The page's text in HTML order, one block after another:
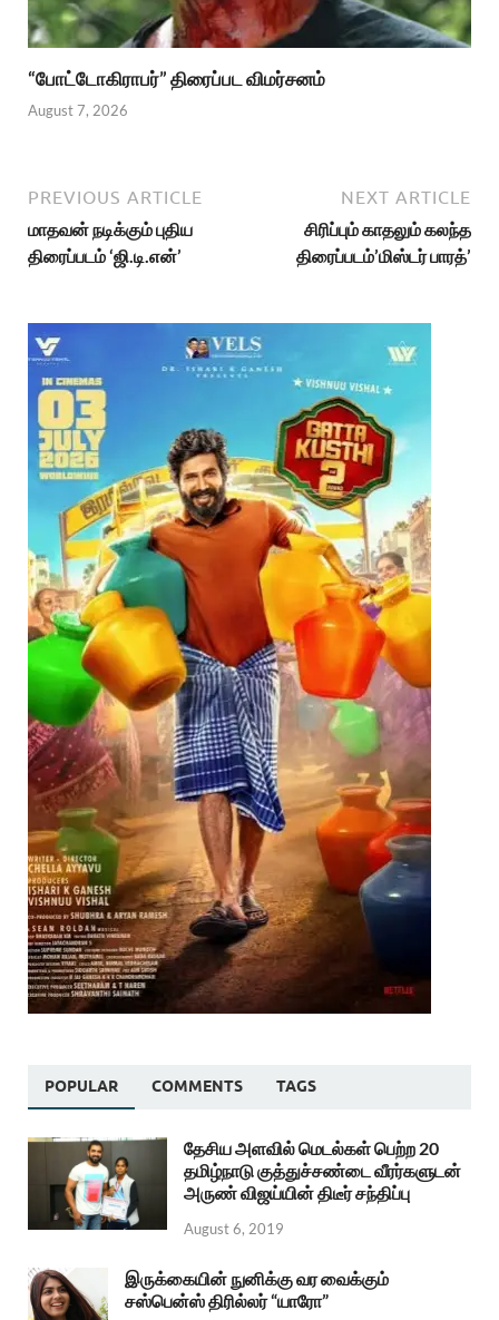
“போட்டோகிராபர்” திரைப்பட விமர்சனம்
August 7, 2026
PREVIOUS ARTICLE
மாதவன் நடிக்கும் புதிய
திரைப்படம் ‘ஜி.டி.என்’
NEXT ARTICLE
சிரிப்பும் காதலும் கலந்த
திரைப்படம்’மிஸ்டர் பாரத்’
POPULAR COMMENTS TAGS
தேசிய அளவில் மெடல்கள் பெற்ற 20
தமிழ்நாடு குத்துச்சண்டை வீரர்களுடன்
அருண் விஜய்யின் திடீர் சந்திப்பு
August 6, 2019
இருக்கையின் நுனிக்கு வர வைக்கும்
சஸ்பென்ஸ் திரில்லர் “யாரோ”